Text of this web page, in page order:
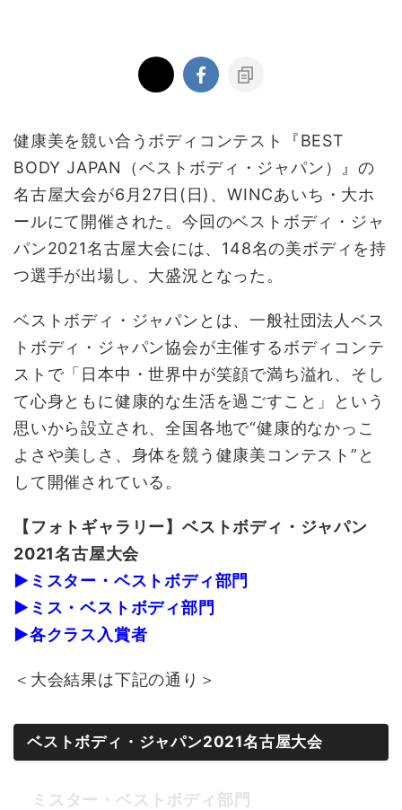
健康美を競い合うボディコンテスト『BEST
BODY JAPAN（ベストボディ・ジャパン）』の
名古屋大会が6 月27日 (日) 、WINCあいち・大ホ
ールにて開催された。今回のベストボディ・ジャ
パン2021名古屋大会には、148名の美ボディを持
つ選手が出場し、大盛況となった。
ベストボディ・ジャパンとは、一般社団法人ベス
トボディ・ジャパン協会が主催するボディコンテ
ストで「日本中・世界中が笑顔で満ち溢れ、そし
て心身ともに健康的な生活を過ごすこと」という
思いから設立され、全国各地で“健康的なかっこ
よさや美しさ、身体を競う健康美コンテスト”と
して開催されている。
【フォトギャラリー】ベストボディ・ジャパン
2021名古屋大会
▶ミスター・ベストボディ部門
▶ミス・ベストボディ部門
▶各クラス入賞者
＜大会結果は下記の通り＞
ベストボディ・ジャパン2021名古屋大会
ミスター・ベストボディ部門